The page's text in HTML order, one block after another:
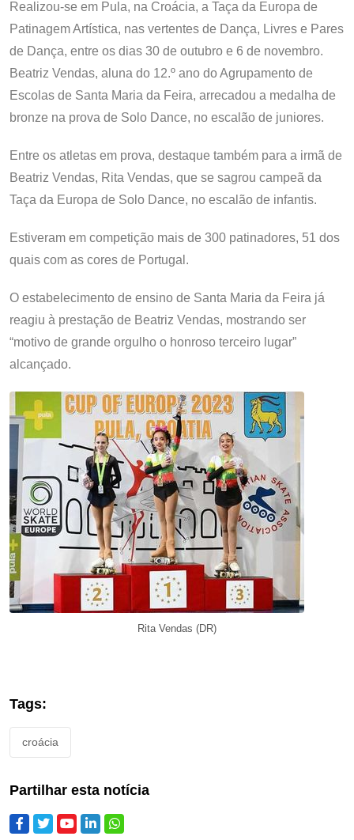
Realizou-se em Pula, na Croácia, a Taça da Europa de
Patinagem Artística, nas vertentes de Dança, Livres e Pares
de Dança, entre os dias 30 de outubro e 6 de novembro.
Beatriz Vendas, aluna do 12.º ano do Agrupamento de
Escolas de Santa Maria da Feira, arrecadou a medalha de
bronze na prova de Solo Dance, no escalão de juniores.
Entre os atletas em prova, destaque também para a irmã de
Beatriz Vendas, Rita Vendas, que se sagrou campeã da
Taça da Europa de Solo Dance, no escalão de infantis.
Estiveram em competição mais de 300 patinadores, 51 dos
quais com as cores de Portugal.
O estabelecimento de ensino de Santa Maria da Feira já
reagiu à prestação de Beatriz Vendas, mostrando ser
“motivo de grande orgulho o honroso terceiro lugar”
alcançado.
Rita Vendas (DR)
Tags:
croácia
Partilhar esta notícia